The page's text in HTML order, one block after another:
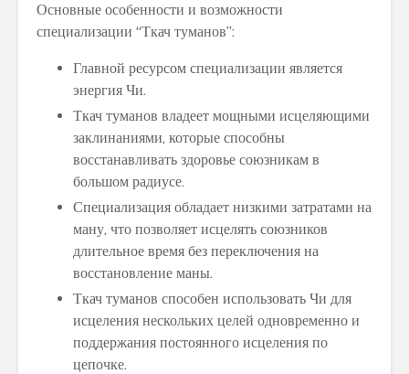
Основные особенности и возможности
специализации “Ткач туманов”:
Главной ресурсом специализации является
энергия Чи.
Ткач туманов владеет мощными исцеляющими
заклинаниями, которые способны
восстанавливать здоровье союзникам в
большом радиусе.
Специализация обладает низкими затратами на
ману, что позволяет исцелять союзников
длительное время без переключения на
восстановление маны.
Ткач туманов способен использовать Чи для
исцеления нескольких целей одновременно и
поддержания постоянного исцеления по
цепочке.